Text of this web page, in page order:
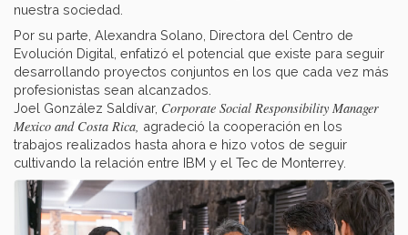
nuestra sociedad.
Por su parte, Alexandra Solano, Directora del Centro de
Evolución Digital, enfatizó el potencial que existe para seguir
desarrollando proyectos conjuntos en los que cada vez más
profesionistas sean alcanzados.
Joel González Saldívar, Corporate Social Responsibility Manager
Mexico and Costa Rica, agradeció la cooperación en los
trabajos realizados hasta ahora e hizo votos de seguir
cultivando la relación entre IBM y el Tec de Monterrey.